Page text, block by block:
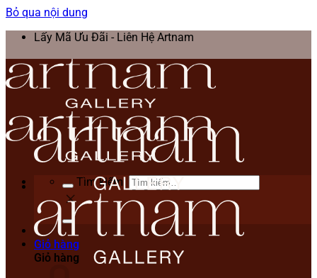
Bỏ qua nội dung
Lấy Mã Ưu Đãi - Liên Hệ Artnam
Tìm kiếm:
Giỏ hàng
Giỏ hàng